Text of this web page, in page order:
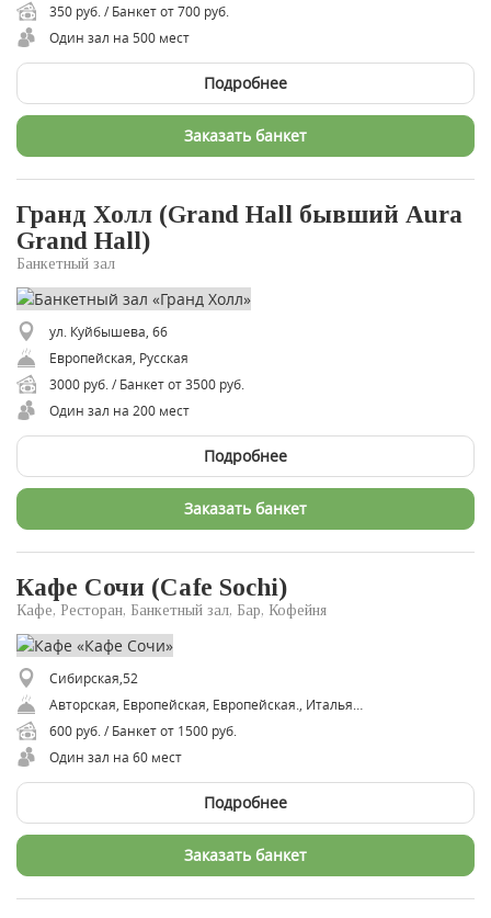
350 руб. / Банкет от 700 руб.
Один зал на 500 мест
Подробнее
Заказать банкет
Гранд Холл (Grand Hall бывший Aura
Grand Hall)
Банкетный зал
ул. Куйбышева, 66
Европейская, Русская
3000 руб. / Банкет от 3500 руб.
Один зал на 200 мест
Подробнее
Заказать банкет
Кафе Сочи (Cafe Sochi)
Кафе, Ресторан, Банкетный зал, Бар, Кофейня
Сибирская,52
600 руб. / Банкет от 1500 руб.
Один зал на 60 мест
Подробнее
Заказать банкет